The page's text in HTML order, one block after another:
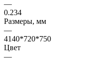
—
0.234
Размеры, мм
—
4140*720*750
Цвет
—